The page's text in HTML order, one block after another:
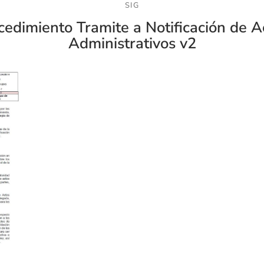
SIG
Tramite a Notificación de
Administrativos v2